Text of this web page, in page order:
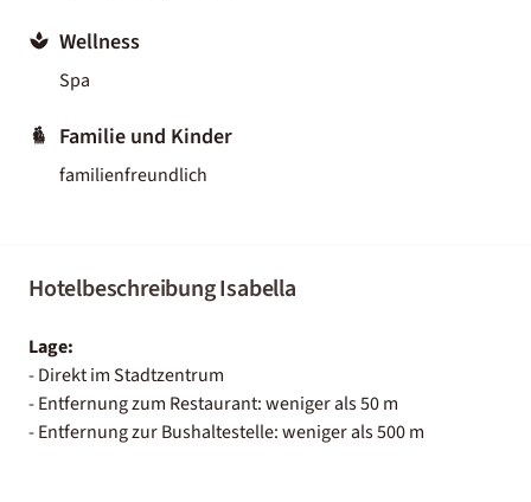
Wellness
Spa
Familie und Kinder
familienfreundlich
Hotelbeschreibung Isabella
Lage:
- Direkt im Stadtzentrum
- Entfernung zum Restaurant: weniger als 50 m
- Entfernung zur Bushaltestelle: weniger als 500 m